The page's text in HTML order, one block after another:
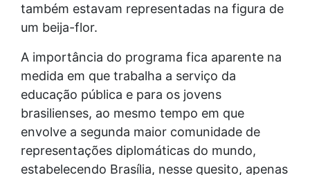
também estavam representadas na figura de
um beija-flor.
A importância do programa fica aparente na
medida em que trabalha a serviço da
educação pública e para os jovens
brasilienses, ao mesmo tempo em que
envolve a segunda maior comunidade de
representações diplomáticas do mundo,
estabelecendo Brasília, nesse quesito, apenas